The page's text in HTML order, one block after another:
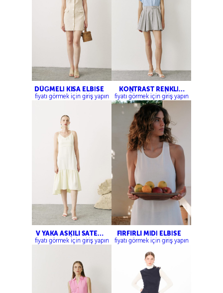
DÜĞMELİ KISA ELBİSE
fiyatı görmek için giriş yapın
KONTRAST RENKLİ
GÖMLEK ELBİSE
fiyatı görmek için giriş yapın
V YAKA ASKILI SATEN
ELBİSE
fiyatı görmek için giriş yapın
FIRFIRLI MİDİ ELBİSE
fiyatı görmek için giriş yapın